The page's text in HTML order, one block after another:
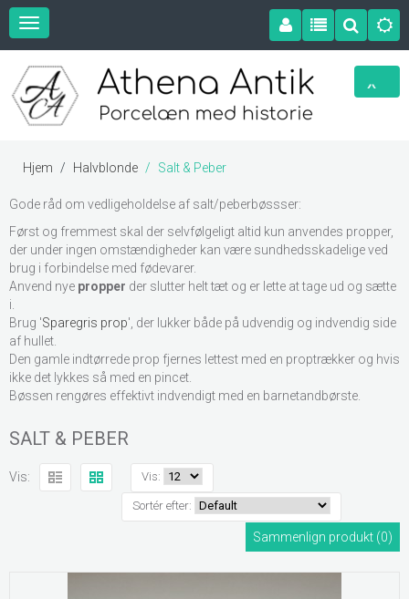
Hjem Halvblonde Salt & Peber
Gode råd om vedligeholdelse af salt/peberbøssser:
Først og fremmest skal der selvfølgeligt altid kun anvendes propper,
der under ingen omstændigheder kan være sundhedsskadelige ved
brug i forbindelse med fødevarer.
Anvend nye propper der slutter helt tæt og er lette at tage ud og sætte
i.
Brug 'Sparegris prop', der lukker både på udvendig og indvendig side
af hullet.
Den gamle indtørrede prop fjernes lettest med en proptrækker og hvis
ikke det lykkes så med en pincet.
Bøssen rengøres effektivt indvendigt med en barnetandbørste.
SALT & PEBER
Vis: Vis:
Sortér efter:
Sammenlign produkt (0)